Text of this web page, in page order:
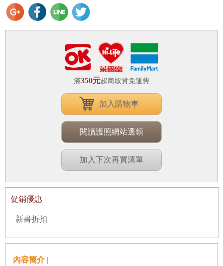
滿350元超商取貨免運費
加入購物車
閱讀護照網站選領
加入下次再買清單
促銷優惠 |
新書折扣
內容簡介 |